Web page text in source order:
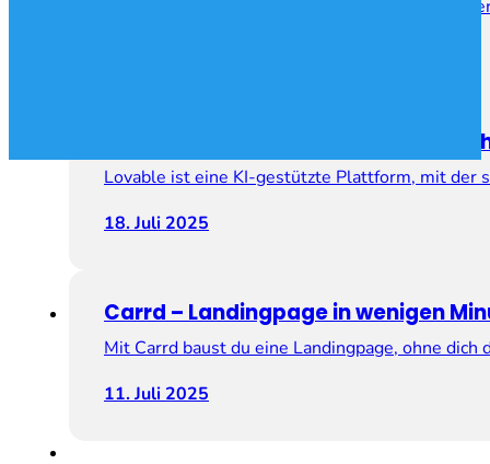
Adalo ist eine No-Code-Plattform, mit der du
Lovable.dev – Web-Apps per
Lovable ist eine KI-gestützte Plattform, mit der
18. Juli 2025
Carrd – Landingpage in wenigen
Mit Carrd baust du eine Landingpage, ohne
11. Juli 2025